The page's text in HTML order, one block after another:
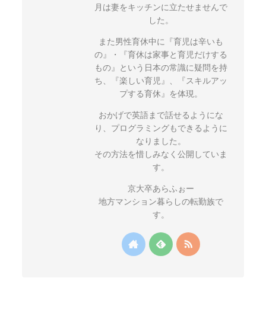
月は妻をキッチンに立たせませんで
した。
また男性育休中に『育児は辛いも
の』・『育休は家事と育児だけする
もの』という日本の常識に疑問を持
ち、『楽しい育児』、『スキルアッ
プする育休』を体現。
おかげで英語まで話せるようにな
り、プログラミングもできるように
なりました。
その方法を惜しみなく公開していま
す。
京大卒あらふぉー
地方マンション暮らしの転勤族で
す。